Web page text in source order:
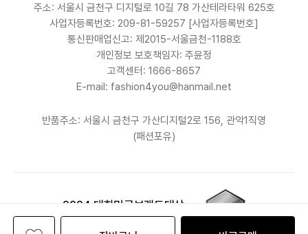
주소: 서울시 금천구 디지털로 10길 78 가산테라타워 625호
사업자등록번호: 209-81-59257 [사업자등록번호]
통신판매업신고: 제2015-서울금천-1188호
개인정보 보호책임자: 주윤정
고객센터: 1666-8657
E-mail: fashion4you@hanmail.net
반품주소: 서울시 금천구 가산디지털2로 156, 관악1직영
(패션포유)